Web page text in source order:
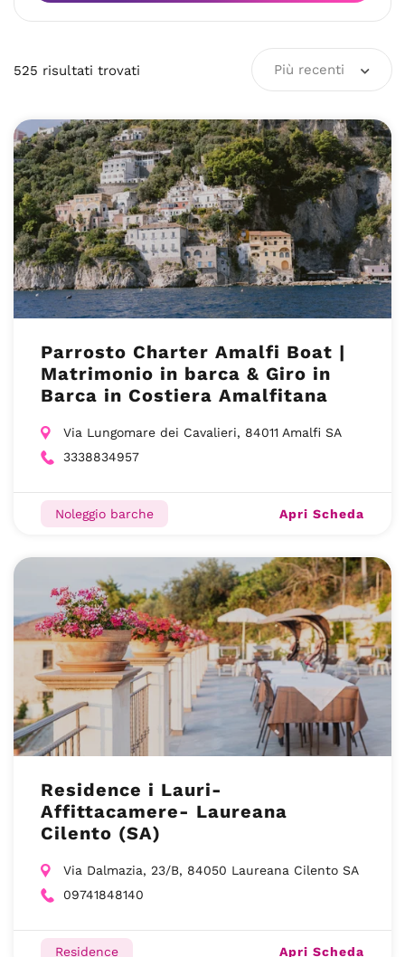
525 risultati trovati Più recenti
Parrosto Charter Amalfi Boat |
Matrimonio in barca & Giro in
Barca in Costiera Amalfitana
Via Lungomare dei Cavalieri, 84011 Amalfi SA
3338834957
Noleggio barche Apri Scheda
Residence i Lauri-
Affittacamere- Laureana
Cilento (SA)
Via Dalmazia, 23/B, 84050 Laureana Cilento SA
09741848140
Residence Apri Scheda